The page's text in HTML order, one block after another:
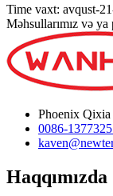
Time vaxt: avqust-
Məhsullarımız və
Phoenix Qixia
0086-
Haqqımızda